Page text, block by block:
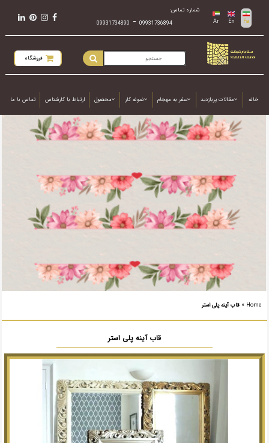
Fa
En
Ar
شماره تماس:
09931736894
-
09931734890
فروشگاه
خانه مقالات پربازدید سفر به مهجام نمونه کار محصول ارتباط با کارشناس تماس با ما
Home
» قاب آینه پلی استر
قاب آینه پلی استر